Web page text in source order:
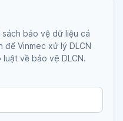
bảo vệ dữ liệu cá
để Vinmec xử lý DLCN
về bảo vệ DLCN.